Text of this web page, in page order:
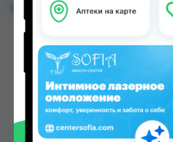
Цена: от3.00 TJS